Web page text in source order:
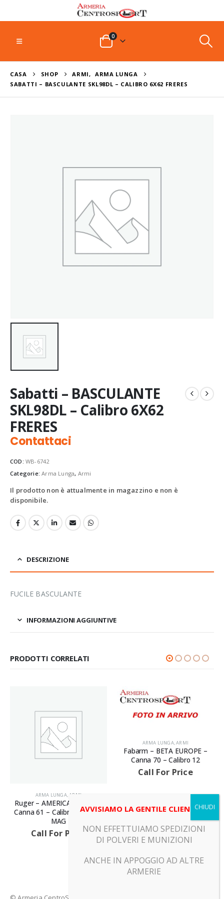
0
CASA SHOP ARMI,
ARMA LUNGA
SABATTI – BASCULANTE SKL98DL – CALIBRO 6X62 FRERES
Sabatti – BASCULANTE
SKL98DL – Calibro 6X62
FRERES
Contattaci
COD: WB-6742
Categorie:Arma Lunga, Armi
Il prodotto non è attualmente in magazzino e non è
disponibile.
DESCRIZIONE
FUCILE BASCULANTE
INFORMAZIONI AGGIUNTIVE
PRODOTTI CORRELATI
ARMA LUNGA,ARMI
Ruger – AMERICAN RIFLE –
Canna 61 – Calibro 300 WIN
MAG
Call For Price
ARMA LUNGA,ARMI
Fabarm – BETA EUROPE –
Canna 70 – Calibro 12
Call For Price
AVVISIAMO LA GENTILE CLIENTELA
NON EFFETTUIAMO SPEDIZIONI
DI POLVERI E MUNIZIONI
ANCHE IN APPOGGIO AD ALTRE
ARMERIE